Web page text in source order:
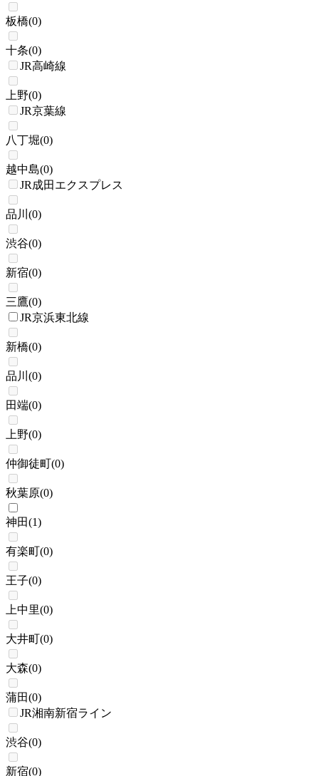
板橋(0)
十条(0)
JR高崎線
上野(0)
JR京葉線
八丁堀(0)
越中島(0)
JR成田エクスプレス
品川 (0)
渋谷(0)
新宿(0)
三鷹(0)
JR京浜東北線
新橋(0)
品川 (0)
田端(0)
上野(0)
仲御徒町(0)
秋葉原(0)
神田(1)
有楽町(0)
王子(0)
上中里(0)
大井町(0)
大森(0)
蒲田(0)
JR湘南新宿ライン
渋谷(0)
新宿(0)